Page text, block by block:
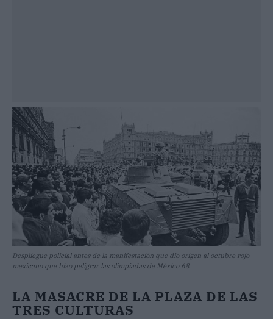
Despliegue policial antes de la manifestación que dio origen al octubre rojo
mexicano que hizo peligrar las olimpiadas de México 68
LA MASACRE DE LA PLAZA DE LAS
TRES CULTURAS